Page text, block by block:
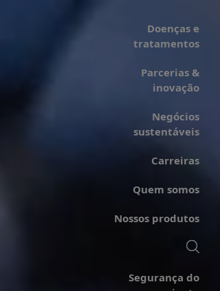
Doenças e
tratamentos
Parcerias &
inovação
Negócios
sustentáveis
Carreiras
Quem somos
Nossos produtos
Segurança do